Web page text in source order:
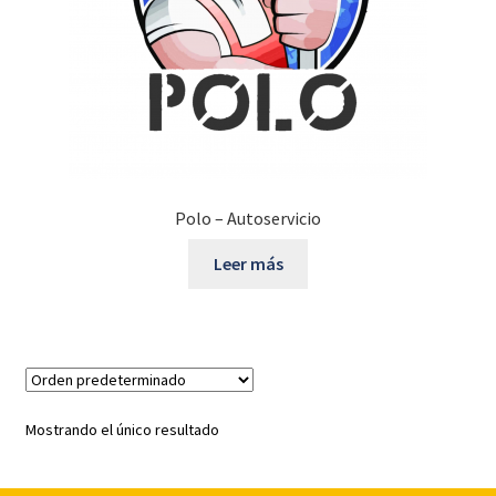
Polo – Autoservicio
Leer más
Mostrando el único resultado